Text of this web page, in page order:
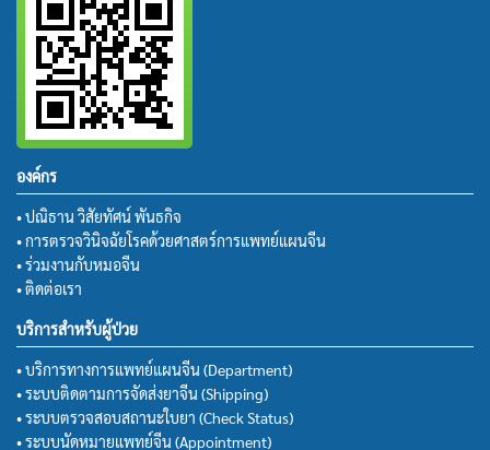
องค์กร
• ปณิธาน วิสัยทัศน์ พันธกิจ
• การตรวจวินิจฉัยโรคด้วยศาสตร์การแพทย์แผนจีน
• ร่วมงานกับหมอจีน
• ติดต่อเรา
บริการสำหรับผู้ป่วย
• บริการทางการแพทย์แผนจีน (Department)
• ระบบติดตามการจัดส่งยาจีน (Shipping)
• ระบบตรวจสอบสถานะใบยา (Check Status)
• ระบบนัดหมายแพทย์จีน (Appointment)